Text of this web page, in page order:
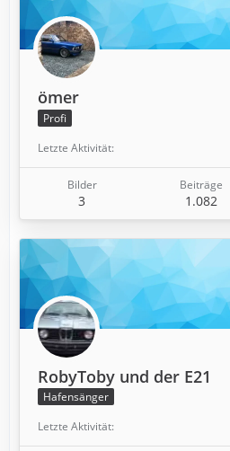
ömer
Profi
Letzte Aktivität
Bilder
3
Beiträge
1.082
RobyToby und der E21
Hafensänger
Letzte Aktivität